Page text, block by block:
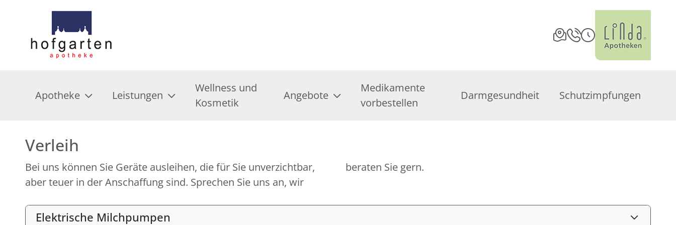
Apotheke Leistungen
Wellness und
Kosmetik
Angebote
Medikamente
vorbestellen
Darmgesundheit Schutzimpfungen
Verleih
Bei uns können Sie Geräte ausleihen, die für Sie unverzichtbar,
aber teuer in der Anschaffung sind. Sprechen Sie uns an, wir
beraten Sie gern.
Elektrische Milchpumpen